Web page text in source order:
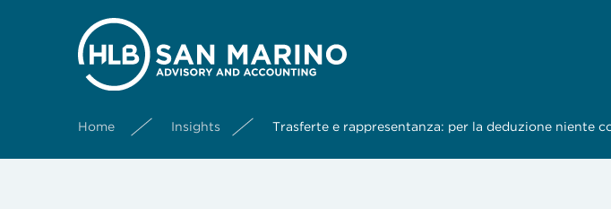
Home Insights Trasferte e rappresentanza: per la deduzione niente